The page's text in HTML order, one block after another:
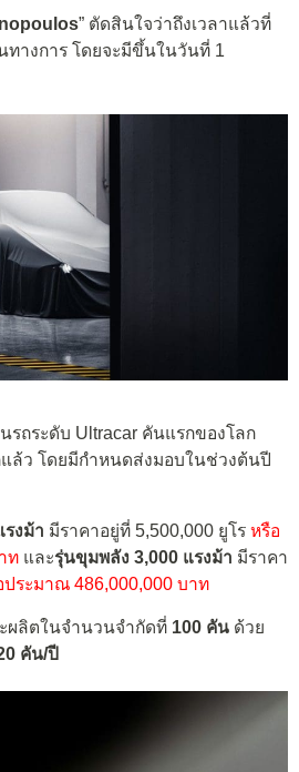
” ตัดสินใจว่าถึงเวลาแล้วที่
ทางการ โดยจะมีขึ้นในวันที่ 1
นรถระดับ Ultracar คันแรกของโลก
ล้ว โดยมีกำหนดส่งมอบในช่วงต้นปี
งม้า มีราคาอยู่ที่ 5,500,000 ยูโร หรือ
ท และรุ่นขุมพลัง 3,000 แรงม้า มีราคา
ประมาณ 486,000,000 บาท
ผลิตในจำนวนจำกัดที่ 100 คัน ด้วย
คัน/ปี